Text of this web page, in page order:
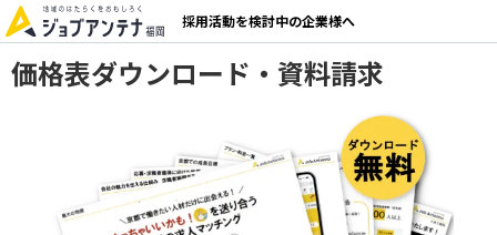
採用活動を検討中の企業様へ
価格表ダウンロード・資料請求